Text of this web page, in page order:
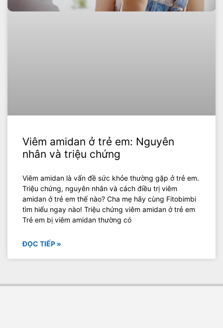
Viêm amidan ở trẻ em: Nguyên
nhân và triệu chứng
Viêm amidan là vấn đề sức khỏe thường gặp ở trẻ em.
Triệu chứng, nguyên nhân và cách điều trị viêm
amidan ở trẻ em thế nào? Cha mẹ hãy cùng Fitobimbi
tìm hiểu ngay nào! Triệu chứng viêm amidan ở trẻ em
Trẻ em bị viêm amidan thường có
ĐỌC TIẾP »